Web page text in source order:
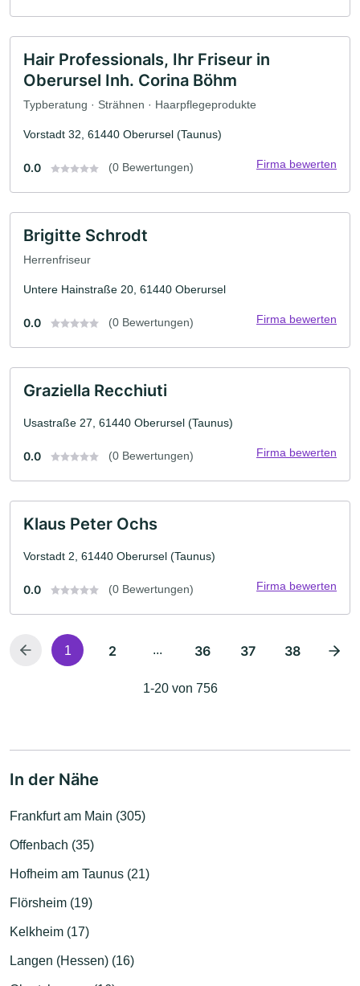
Hair Professionals, Ihr Friseur in
Oberursel Inh. Corina Böhm
Typberatung · Strähnen · Haarpflegeprodukte
Vorstadt 32, 61440 Oberursel (Taunus)
0.0 (0 Bewertungen) Firma bewerten
Brigitte Schrodt
Herrenfriseur
Untere Hainstraße 20, 61440 Oberursel
0.0 (0 Bewertungen) Firma bewerten
Graziella Recchiuti
Usastraße 27, 61440 Oberursel (Taunus)
0.0 (0 Bewertungen) Firma bewerten
Klaus Peter Ochs
Vorstadt 2, 61440 Oberursel (Taunus)
0.0 (0 Bewertungen) Firma bewerten
1 2 ... 36 37 38
1-20 von 756
In der Nähe
Frankfurt am Main (305)
Offenbach (35)
Hofheim am Taunus (21)
Flörsheim (19)
Kelkheim (17)
Langen (Hessen) (16)